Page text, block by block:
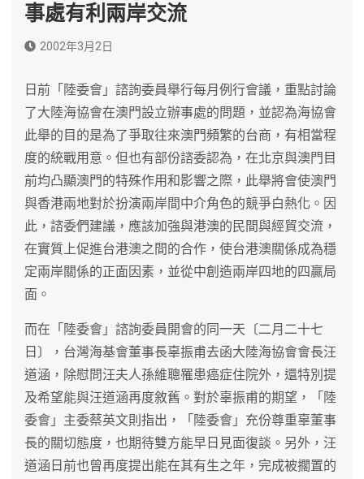
事處有利兩岸交流
2002年3月2日
日前「陸委會」諮詢委員舉行每月例行會議，重點討論
了大陸海協會在澳門設立辦事處的問題，並認為海協會
此舉的目的是為了爭取往來澳門頻繁的台商，有相當程
度的統戰用意。但也有部份諮委認為，在北京與澳門目
前均凸顯澳門的特殊作用和影響之際，此舉將會使澳門
與香港兩地對於扮演兩岸間中介角色的競爭白熱化。因
此，諮委們建議，應該加強與港澳的民間與經貿交流，
在實質上促進台港澳之間的合作，使台港澳關係成為穩
定兩岸關係的正面因素，並從中創造兩岸四地的四贏局
面。
而在「陸委會」諮詢委員開會的同一天〔二月二十七
日〕，台灣海基會董事長辜振甫去函大陸海協會會長汪
道涵，除慰問汪夫人孫維聰罹患癌症住院外，還特別提
及希望能與汪道涵再度敘舊。對於辜振甫的期望，「陸
委會」主委蔡英文則指出，「陸委會」充份尊重辜董事
長的關切態度，也期待雙方能早日見面復談。另外，汪
道涵日前也曾再度提出能在其有生之年，完成被擱置的